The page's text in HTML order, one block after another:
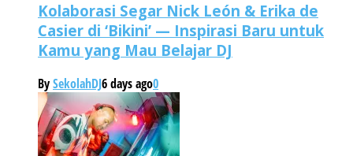
Kolaborasi Segar Nick León & Erika de
Casier di ‘Bikini’ — Inspirasi Baru untuk
Kamu yang Mau Belajar DJ
BySekolahDJ6 days ago0